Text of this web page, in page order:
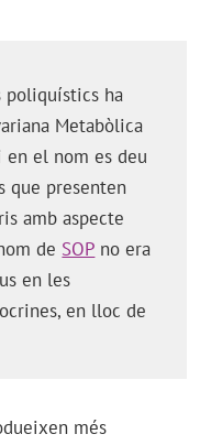
poliquístics ha
Metabòlica
en el nom es deu
que presenten
amb aspecte
de SOP no era
en les
en lloc de
més